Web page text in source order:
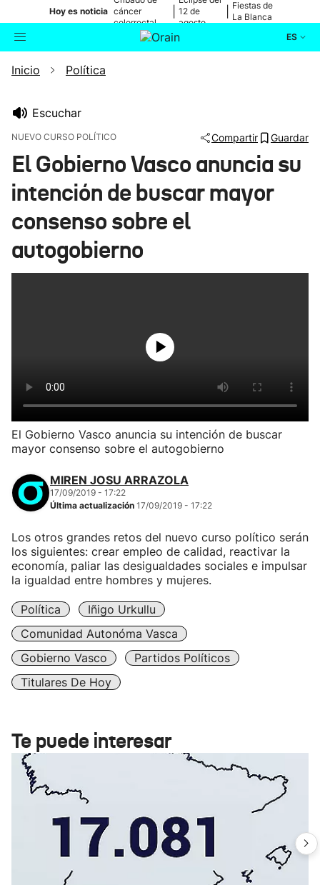
Hoy es noticia cáncer
colorrectal
12 de
agosto
Fiestas de
La Blanca
ES
Buscador
Ikusmiran
Eguraldia
Inicio Política
Escuchar
NUEVO CURSO POLÍTICO Compartir Guardar
El Gobierno Vasco anuncia su
intención de buscar mayor
consenso sobre el
autogobierno
El Gobierno Vasco anuncia su intención de buscar
mayor consenso sobre el autogobierno
MIREN JOSU ARRAZOLA
17/09/2019 - 17:22
Última actualización 17/09/2019 - 17:22
Los otros grandes retos del nuevo curso político serán
los siguientes: crear empleo de calidad, reactivar la
economía, paliar las desigualdades sociales e impulsar
la igualdad entre hombres y mujeres.
Política
Iñigo Urkullu
Comunidad Autonóma Vasca
Gobierno Vasco
Partidos Políticos
Titulares De Hoy
Te puede interesar